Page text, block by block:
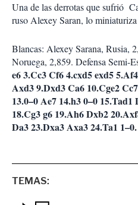
Una de las derrotas que sufrió
ruso Alexey Saran, lo
Blancas: Alexey Sarana, Rusia,
Noruega, 2,859. Defensa Semi-
e6 3.Cc3 Cf6 4.cxd5 exd5
Axd3 9.Dxd3 Ca6 10.Cge2
13.0–0 Ae7 14.h3 0–0
18.Cg3 g6 19.Ah6 Dxb2
Da3 23.Dxa3 Axa3 24.Ta1 1–0.
TEMAS: